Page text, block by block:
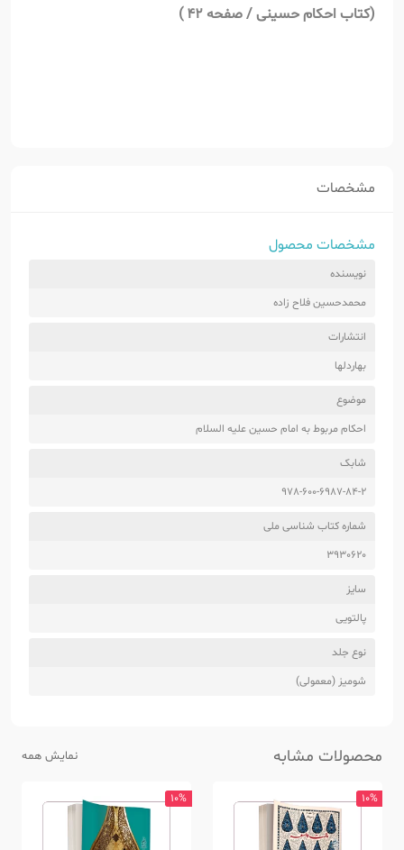
(کتاب احکام حسینی / صفحه 42 )
مشخصات
مشخصات محصول
نویسنده
محمدحسین فلاح زاده
انتشارات
بهاردلها
موضوع
احکام مربوط به امام حسین علیه السلام
شابک
978-600-6987-84-2
شماره کتاب شناسی ملی
3930620
سایز
پالتویی
نوع جلد
شومیز (معمولی)
محصولات مشابه نمایش همه
10%
10%